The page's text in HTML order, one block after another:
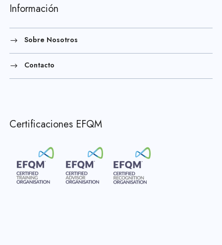
Información
Sobre Nosotros
Contacto
Certificaciones EFQM